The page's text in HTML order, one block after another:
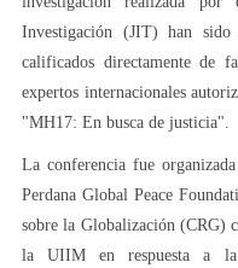
Investigación (JIT) han sido
calificados directamente de
expertos internacionales
"MH17: En busca de justicia".
La conferencia fue
Perdana Global Peace
sobre la Globalización (CRG)
la UIIM en respuesta a